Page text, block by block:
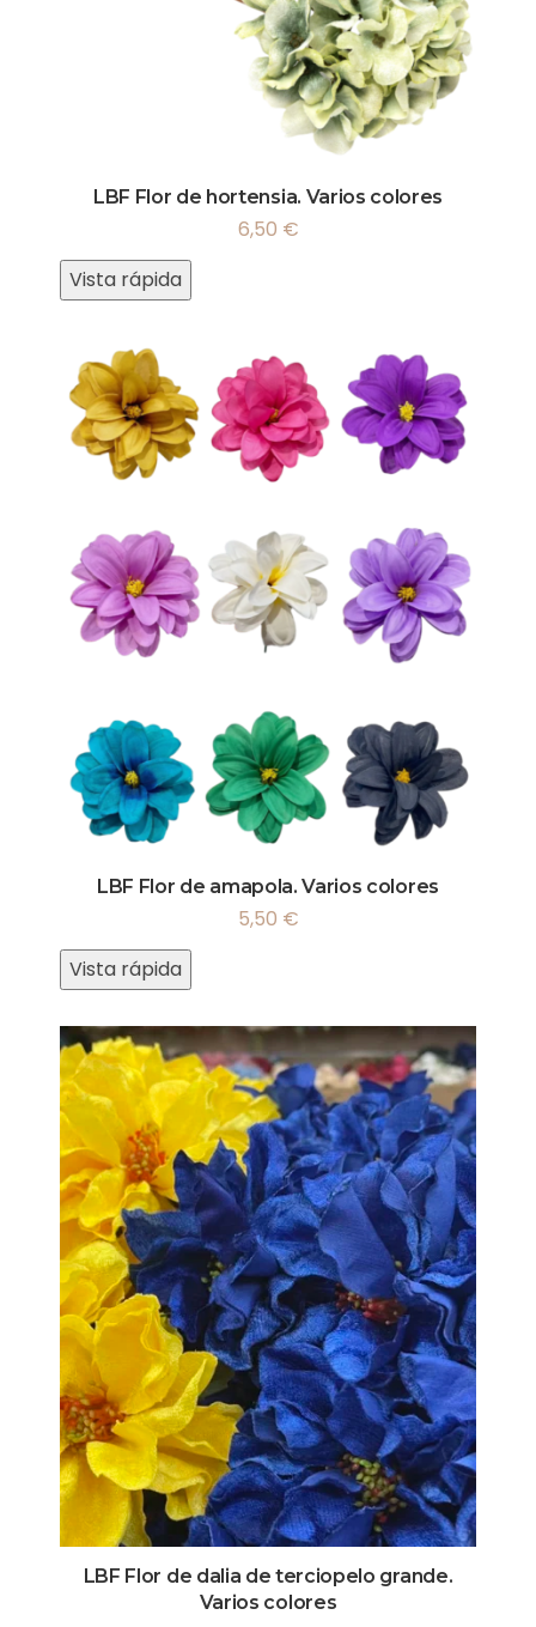
LBF Flor de hortensia. Varios colores
6,50 €
Vista rápida
LBF Flor de amapola. Varios colores
5,50 €
Vista rápida
LBF Flor de dalia de terciopelo grande.
Varios colores